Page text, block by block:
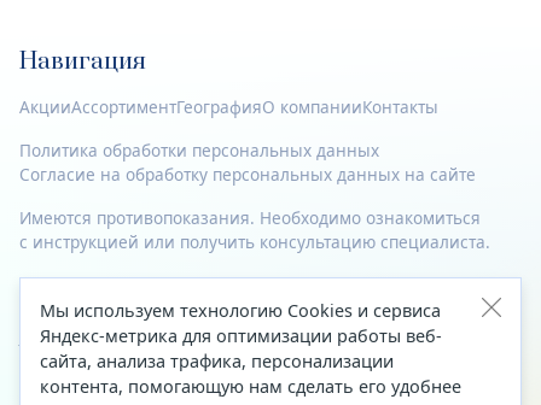
Навигация
АкцииАссортиментГеографияО компанииКонтакты
Политика обработки персональных данных
Согласие на обработку персональных данных на сайте
Имеются противопоказания. Необходимо ознакомиться
с инструкцией или получить консультацию специалиста.
© 2023—2026 Все права защищены.
Адрес
Архангельск, ул. Папанина, д. 19 (вход в здание со стороны
Мы используем технологию Cookies и сервиса
Яндекс-метрика для оптимизации работы веб-
сайта, анализа трафика, персонализации
контента, помогающую нам сделать его удобнее